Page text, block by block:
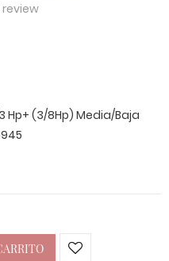
Hp+ (3/8Hp) Media/Baja